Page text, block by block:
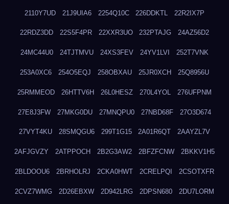
2110Y7UD 21J9UIA6 2254Q10C 226DDKTL 22R2IX7P
22RDZ3DD 22S5F4PR 22XXR3UO 232PTAJG 24AZ56D2
24MC44U0 24TJTMVU 24XS3FEV 24YV1LVI 252T7VNK
253A0XC6 254O5EQJ 258OBXAU 25JR0XCH 25Q8956U
25RMMEOD 26HTTV6H 26L0HESZ 270L4YOL 276UFPNM
27E8J3FW 27MKG0DU 27MNQPU0 27NBD68F 27O3D674
27VYT4KU 28SMQGU6 299T1G15 2A01R6QT 2AAYZL7V
2AFJGVZY 2ATPPOCH 2B2G3AW2 2BFZFCNW 2BKKV1H5
2BLDOOU6 2BRHOLRJ 2CKA0HWT 2CRELPQI 2CSOTXFR
2CVZ7WMG 2D26EBXW 2D942LRG 2DPSN680 2DU7LORM